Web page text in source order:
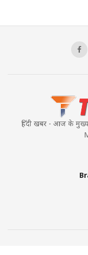
हिंदी खबर - आज के